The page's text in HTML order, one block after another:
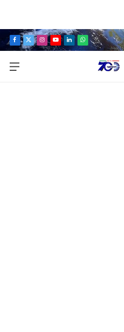
Facebook
X
Instagram
YouTubeLinkedInWhatsApp